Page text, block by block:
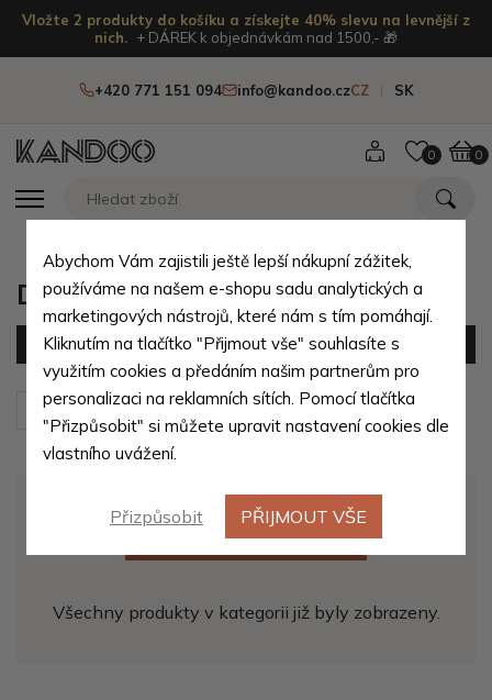
Vložte 2 produkty do košíku a získejte 40% slevu na levnější z
nich.
+ DÁREK k objednávkám nad 1500,- 🎁
+420 771 151 094 info@kandoo.czCZ SK
0 0
Dětské přezůvky pro holky
Filtr (0 produktů)
Seřadit podle: Výchozí
ZOBRAZIT DALŠÍCH 20
Všechny produkty v kategorii již byly zobrazeny.
Abychom Vám zajistili ještě lepší nákupní zážitek,
používáme na našem e-shopu sadu analytických a
marketingových nástrojů, které nám s tím pomáhají.
Kliknutím na tlačítko "Přijmout vše" souhlasíte s
využitím cookies a předáním našim partnerům pro
personalizaci na reklamních sítích. Pomocí tlačítka
"Přizpůsobit" si můžete upravit nastavení cookies dle
vlastního uvážení.
Přizpůsobit PŘIJMOUT VŠE